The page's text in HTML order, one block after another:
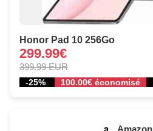
Honor Pad 10 256Go
299.99€
399.99 EUR
-25% 100.00€ économisé